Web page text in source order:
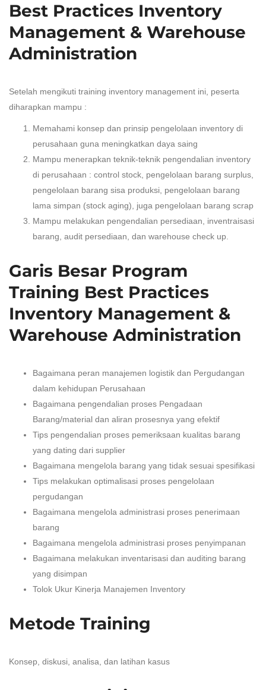
Best Practices Inventory
Management & Warehouse
Administration
Setelah mengikuti training inventory management ini, peserta
diharapkan mampu :
Memahami konsep dan prinsip pengelolaan inventory di
perusahaan guna meningkatkan daya saing
Mampu menerapkan teknik-teknik pengendalian inventory
di perusahaan : control stock, pengelolaan barang surplus,
pengelolaan barang sisa produksi, pengelolaan barang
lama simpan (stock aging), juga pengelolaan barang scrap
Mampu melakukan pengendalian persediaan, inventraisasi
barang, audit persediaan, dan warehouse check up.
Garis Besar Program
Training Best Practices
Inventory Management &
Warehouse Administration
Bagaimana peran manajemen logistik dan Pergudangan
dalam kehidupan Perusahaan
Bagaimana pengendalian proses Pengadaan
Barang/material dan aliran prosesnya yang efektif
Tips pengendalian proses pemeriksaan kualitas barang
yang dating dari supplier
Bagaimana mengelola barang yang tidak sesuai spesifikasi
Tips melakukan optimalisasi proses pengelolaan
pergudangan
Bagaimana mengelola administrasi proses penerimaan
barang
Bagaimana mengelola administrasi proses penyimpanan
Bagaimana melakukan inventarisasi dan auditing barang
yang disimpan
Tolok Ukur Kinerja Manajemen Inventory
Metode Training
Konsep, diskusi, analisa, dan latihan kasus